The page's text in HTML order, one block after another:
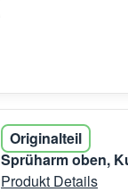
Originalteil
Sprüharm oben,
Produkt Details